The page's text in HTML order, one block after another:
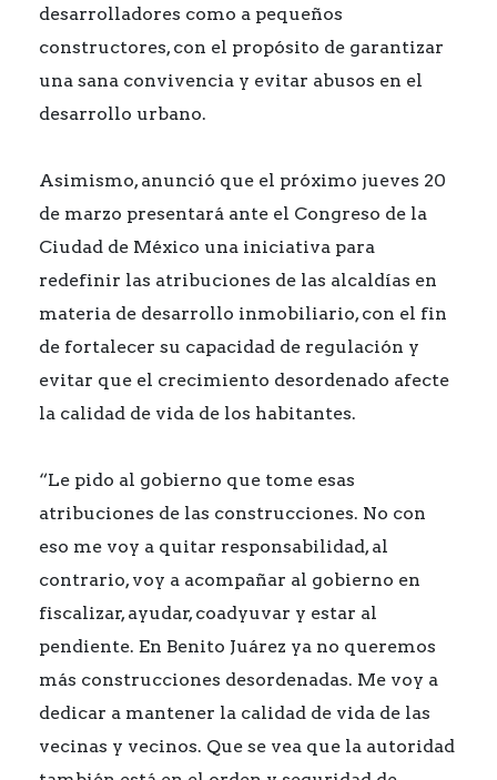
desarrolladores como a pequeños
constructores, con el propósito de garantizar
una sana convivencia y evitar abusos en el
desarrollo urbano.
Asimismo, anunció que el próximo jueves 20
de marzo presentará ante el Congreso de la
Ciudad de México una iniciativa para
redefinir las atribuciones de las alcaldías en
materia de desarrollo inmobiliario, con el fin
de fortalecer su capacidad de regulación y
evitar que el crecimiento desordenado afecte
la calidad de vida de los habitantes.
“Le pido al gobierno que tome esas
atribuciones de las construcciones. No con
eso me voy a quitar responsabilidad, al
contrario, voy a acompañar al gobierno en
fiscalizar, ayudar, coadyuvar y estar al
pendiente. En Benito Juárez ya no queremos
más construcciones desordenadas. Me voy a
dedicar a mantener la calidad de vida de las
vecinas y vecinos. Que se vea que la autoridad